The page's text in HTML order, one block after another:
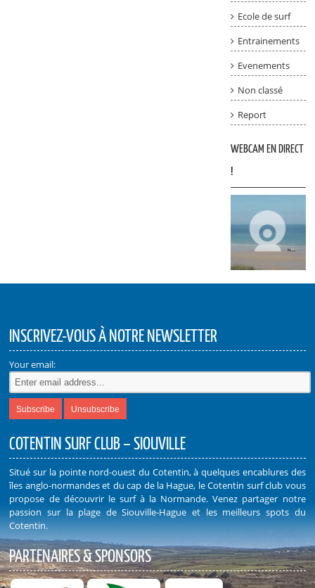
Ecole de surf
Entrainements
Evenements
Non classé
Report
WEBCAM EN DIRECT
!
INSCRIVEZ-VOUS À NOTRE NEWSLETTER
Your email:
COTENTIN SURF CLUB – SIOUVILLE
Situé sur la pointe nord-ouest du Cotentin, à quelques encablures des
îles anglo-normandes et du cap de la Hague, le Cotentin surf club vous
propose de découvrir le surf à la Normande. Venez partager notre
passion sur la plage de Siouville-Hague et les meilleurs spots du
Cotentin.
PARTENAIRES & SPONSORS